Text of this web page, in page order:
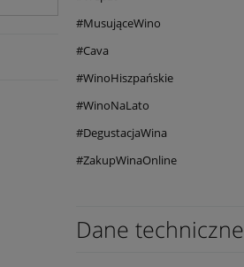
#MusująceWino
#Cava
#WinoHiszpańskie
#WinoNaLato
#DegustacjaWina
#ZakupWinaOnline
Dane techniczne